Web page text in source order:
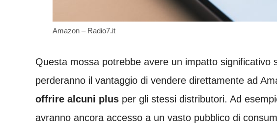
Amazon – Radio7.it
Questa mossa potrebbe avere un impatto significativo
perderanno il vantaggio di vendere direttamente ad
offrire alcuni plus per gli stessi distributori. Ad
avranno ancora accesso a un vasto pubblico di